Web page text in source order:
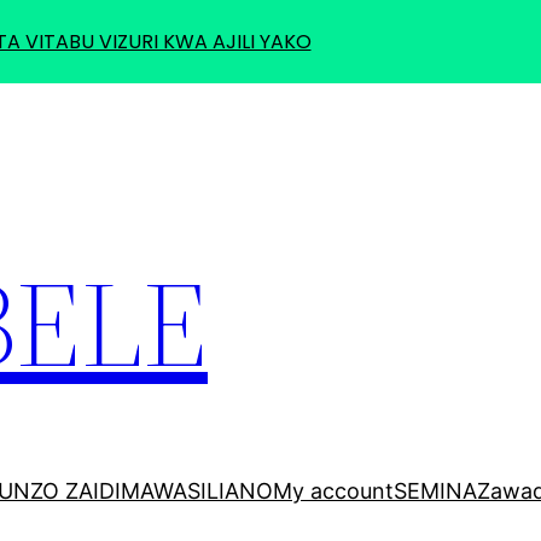
ZAIDIMAWASILIANOMy accountSEMINA
VITABU VIZURI KWA AJILI YAKO